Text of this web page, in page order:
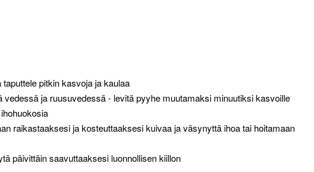
pitkin kasvoja ja kaulaa
ja ruusuvedessä - levitä pyyhe muutamaksi minuutiksi kasvoille
raikastaaksesi ja kosteuttaaksesi kuivaa ja väsynyttä ihoa tai hoitamaan
päivittäin saavuttaaksesi luonnollisen kiillon